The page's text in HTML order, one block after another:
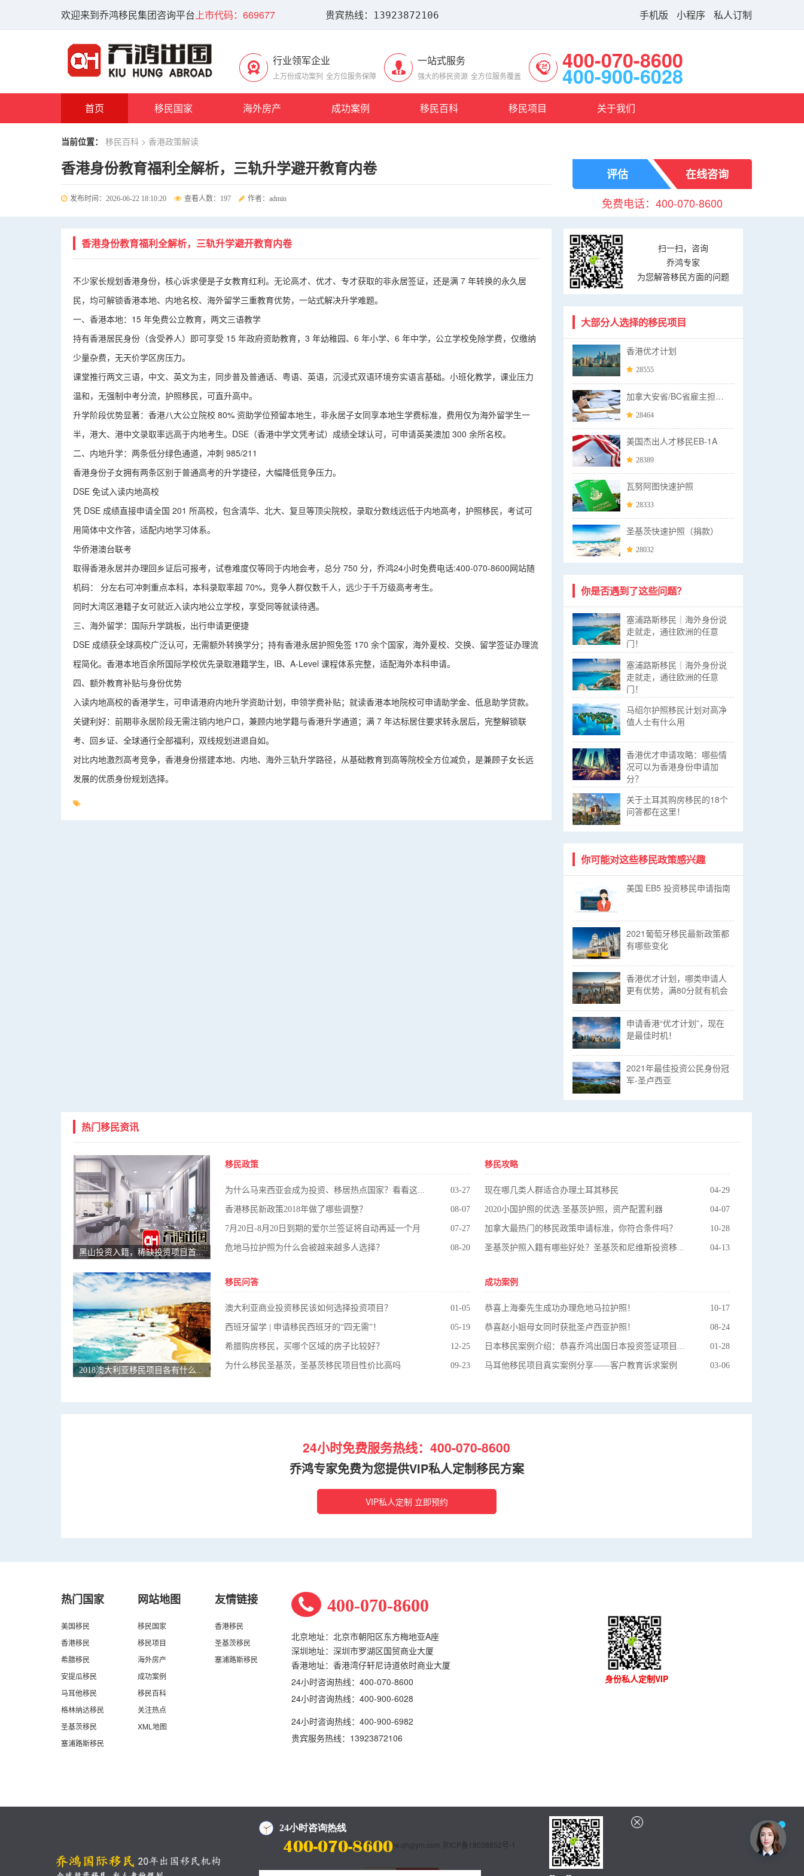
欢迎来到乔鸿移民集团咨询平台上市代码：669677 贵宾热线：13923872106 手机版 小程序 私人订制
行业领军企业
上万份成功案列 全方位服务保障
一站式服务
强大的移民资源 全方位服务覆盖
400-070-8600
400-900-6028
首页 移民国家 海外房产 成功案例 移民百科 移民项目 关于我们
当前位置： 移民百科 > 香港政策解读
香港身份教育福利全解析，三轨升学避开教育内卷
发布时间：2026-06-22 18:10:20 查看人数：197 作者：admin
评估
在线咨询
免费电话：400-070-8600
香港身份教育福利全解析，三轨升学避开教育内卷
不少家长规划香港身份，核心诉求便是子女教育红利。无论高才、优才、专才获取的非永居签证，还是满 7 年转换的永久居
民，均可解锁香港本地、内地名校、海外留学三重教育优势，一站式解决升学难题。
一、香港本地：15 年免费公立教育，两文三语教学
持有香港居民身份（含受养人）即可享受 15 年政府资助教育，3 年幼稚园、6 年小学、6 年中学，公立学校免除学费，仅缴纳
少量杂费，无天价学区房压力。
课堂推行两文三语，中文、英文为主，同步普及普通话、粤语、英语，沉浸式双语环境夯实语言基础。小班化教学，课业压力
温和，无强制中考分流， 护照移民，可直升高中。
升学阶段优势显著：香港八大公立院校 80% 资助学位预留本地生，非永居子女同享本地生学费标准，费用仅为海外留学生一
半，港大、港中文录取率远高于内地考生。DSE（香港中学文凭考试）成绩全球认可，可申请英美澳加 300 余所名校。
二、内地升学：两条低分绿色通道，冲刺 985/211
香港身份子女拥有两条区别于普通高考的升学捷径，大幅降低竞争压力。
DSE 免试入读内地高校
凭 DSE 成绩直接申请全国 201 所高校，包含清华、北大、复旦等顶尖院校，录取分数线远低于内地高考， 护照移民，考试可
用简体中文作答，适配内地学习体系。
华侨港澳台联考
取得香港永居并办理回乡证后可报考，试卷难度仅等同于内地会考，总分 750 分，乔鸿24小时免费电话:400-070-8600网站随
机码： 分左右可冲刺重点本科，本科录取率超 70%，竞争人群仅数千人，远少于千万级高考考生。
同时大湾区港籍子女可就近入读内地公立学校，享受同等就读待遇。
三、海外留学：国际升学跳板，出行申请更便捷
DSE 成绩获全球高校广泛认可，无需额外转换学分；持有香港永居护照免签 170 余个国家，海外夏校、交换、留学签证办理流
程简化。香港本地百余所国际学校优先录取港籍学生，IB、A-Level 课程体系完整，适配海外本科申请。
四、额外教育补贴与身份优势
入读内地高校的香港学生，可申请港府内地升学资助计划，申领学费补贴；就读香港本地院校可申请助学金、低息助学贷款。
关键利好：前期非永居阶段无需注销内地户口，兼顾内地学籍与香港升学通道；满 7 年达标居住要求转永居后，完整解锁联
考、回乡证、全球通行全部福利，双线规划进退自如。
对比内地激烈高考竞争，香港身份搭建本地、内地、海外三轨升学路径，从基础教育到高等院校全方位减负，是兼顾子女长远
发展的优质身份规划选择。
扫一扫，咨询
乔鸿专家
为您解答移民方面的问题
大部分人选择的移民项目
香港优才计划
28555
加拿大安省/BC省雇主担保移民
28464
美国杰出人才移民EB-1A
28389
瓦努阿图快速护照
28333
圣基茨快速护照（捐款）
28032
你是否遇到了这些问题？
塞浦路斯移民｜海外身份说
走就走，通往欧洲的任意
门！
塞浦路斯移民｜海外身份说
走就走，通往欧洲的任意
门！
马绍尔护照移民计划对高净
值人士有什么用
香港优才申请攻略：哪些情
况可以为香港身份申请加
分？
关于土耳其购房移民的18个
问答都在这里！
你可能对这些移民政策感兴趣
美国 EB5 投资移民申请指南​
2021葡萄牙移民最新政策都
有哪些变化
香港优才计划，哪类申请人
更有优势，满80分就有机会
申请香港“优才计划”，现在
是最佳时机！
2021年最佳投资公民身份冠
军-圣卢西亚
热门移民资讯
黑山投资入籍，稀缺投资项目首发！
移民政策
03-27
香港移民新政策2018年做了哪些调整？ 08-07
7月20日-8月20日到期的爱尔兰签证将自动再延一个月 07-27
危地马拉护照为什么会被越来越多人选择？ 08-20
移民攻略
现在哪几类人群适合办理土耳其移民 04-29
2020小国护照的优选:圣基茨护照，资产配置利器 04-07
加拿大最热门的移民政策申请标准，你符合条件吗？ 10-28
04-13
2018澳大利亚移民项目各有什么优势？
移民问答
澳大利亚商业投资移民该如何选择投资项目？ 01-05
西班牙留学 | 申请移民西班牙的“四无需”！ 05-19
希腊购房移民，买哪个区域的房子比较好？ 12-25
为什么移民圣基茨，圣基茨移民项目性价比高吗 09-23
成功案例
恭喜上海秦先生成功办理危地马拉护照！ 10-17
恭喜赵小姐母女同时获批圣卢西亚护照！ 08-24
01-28
马耳他移民项目真实案例分享——客户教育诉求案例 03-06
24小时免费服务热线：400-070-8600
乔鸿专家免费为您提供VIP私人定制移民方案
VIP私人定制 立即预约
热门国家
美国移民
香港移民
希腊移民
安提瓜移民
马耳他移民
格林纳达移民
圣基茨移民
塞浦路斯移民
网站地图
移民国家
移民项目
海外房产
成功案例
移民百科
关注热点
XML地图
友情链接
香港移民
圣基茨移民
塞浦路斯移民
400-070-8600
北京地址：北京市朝阳区东方梅地亚A座
深圳地址：深圳市罗湖区国贸商业大厦
香港地址：香港湾仔轩尼诗道依时商业大厦
24小时咨询热线：400-070-8600
24小时咨询热线：400-900-6028
24小时咨询热线：400-900-6982
贵宾服务热线：13923872106
身份私人定制VIP
北京乔鸿因私出入境有限公司 www.qhgjym.com 京ICP备18038852号-1
×